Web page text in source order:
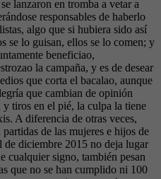
lanzaron en tromba a vetar a
responsables de haberlo
algo que si hubiera sido así
se lo guisan, ellos se lo comen; y
beneficiao,
la campaña, y es de desear
que corta el bacalao, aunque
que cambian de opinión
y tiros en el pié, la culpa la tiene
A diferencia de otras veces,
de las mujeres e hijos de
diciembre 2015 no deja lugar
cualquier signo, también pesan
que no se han cumplido ni 100